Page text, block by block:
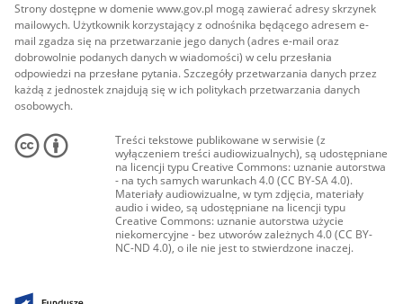
Strony dostępne w domenie www.gov.pl mogą zawierać adresy skrzynek
mailowych. Użytkownik korzystający z odnośnika będącego adresem e-
mail zgadza się na przetwarzanie jego danych (adres e-mail oraz
dobrowolnie podanych danych w wiadomości) w celu przesłania
odpowiedzi na przesłane pytania. Szczegóły przetwarzania danych przez
każdą z jednostek znajdują się w ich politykach przetwarzania danych
osobowych.
Treści tekstowe publikowane w serwisie (z
wyłączeniem treści audiowizualnych), są udostępniane
na licencji typu Creative Commons: uznanie autorstwa
- na tych samych warunkach 4.0 (CC BY-SA 4.0).
Materiały audiowizualne, w tym zdjęcia, materiały
audio i wideo, są udostępniane na licencji typu
Creative Commons: uznanie autorstwa użycie
niekomercyjne - bez utworów zależnych 4.0 (CC BY-
NC-ND 4.0), o ile nie jest to stwierdzone inaczej.